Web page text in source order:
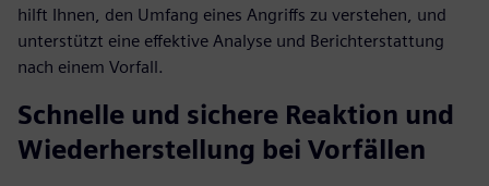
hilft Ihnen, den Umfang eines Angriffs zu verstehen, und
unterstützt eine effektive Analyse und Berichterstattung
nach einem Vorfall.
Schnelle und sichere Reaktion und
Wiederherstellung bei Vorfällen